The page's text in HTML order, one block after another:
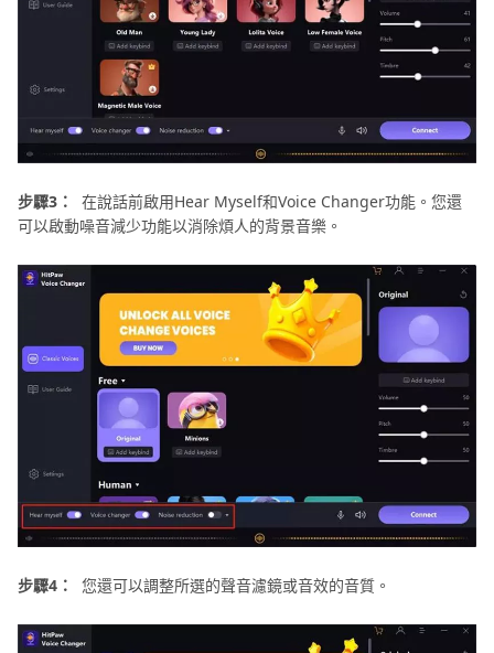
步驟3：
在說話前啟用Hear Myself和Voice Changer功能。您還
可以啟動噪音減少功能以消除煩人的背景音樂。
步驟4： 您還可以調整所選的聲音濾鏡或音效的音質。